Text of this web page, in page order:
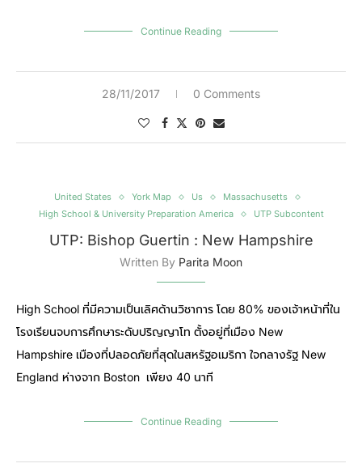
Continue Reading
28/11/2017 0 Comments
United States York Map Us
Massachusetts
High School & University Preparation America
UTP Subcontent
UTP: Bishop Guertin : New Hampshire
Written By Parita Moon
High School ที่มีความเป็นเลิศด้านวิชาการ โดย 80% ของเจ้าหน้าที่ใน
โรงเรียนจบการศึกษาระดับปริญญาโท ตั้งอยู่ที่เมือง New
Hampshire เมืองที่ปลอดภัยที่สุดในสหรัฐอเมริกา ใจกลางรัฐ New
England ห่างจาก Boston เพียง 40 นาที
Continue Reading